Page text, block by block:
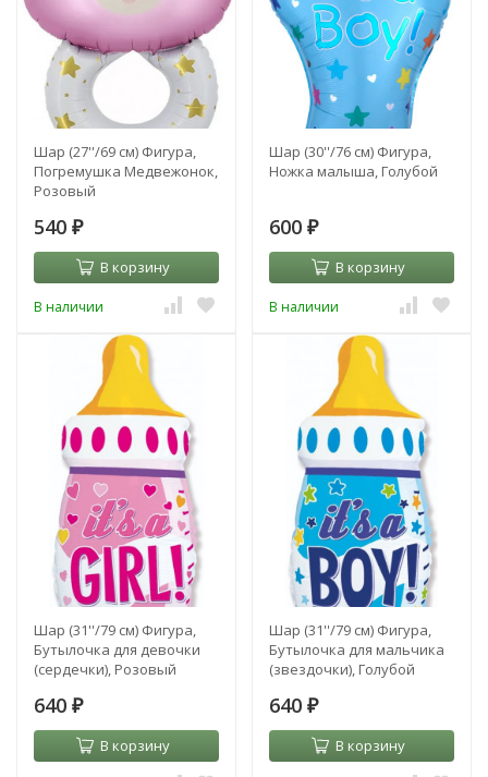
Шар (27''/69 см) Фигура,
Погремушка Медвежонок,
Розовый
540 ₽
В корзину
В наличии
Шар (30''/76 см) Фигура,
Ножка малыша, Голубой
600 ₽
В корзину
В наличии
Шар (31''/79 см) Фигура,
Бутылочка для девочки
(сердечки), Розовый
640 ₽
В корзину
Шар (31''/79 см) Фигура,
Бутылочка для мальчика
(звездочки), Голубой
640 ₽
В корзину